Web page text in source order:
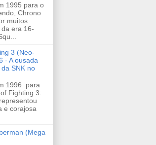
1995 para o
Chrono
muitos
era 16-
3 (Neo-
- A ousada
SNK no
1996 para
Fighting 3:
e corajosa
(Mega